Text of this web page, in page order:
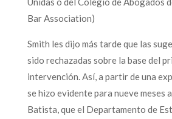
Bar Association)
Smith les dijo más tarde que las
sido rechazadas sobre la base del
intervención. Así, a partir de una
se hizo evidente para nueve meses
Batista, que el Departamento de